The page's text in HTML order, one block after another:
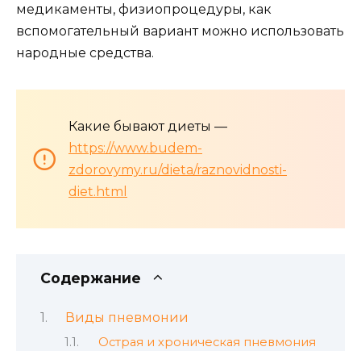
медикаменты, физиопроцедуры, как
вспомогательный вариант можно использовать
народные средства.
Какие бывают диеты —
https://www.budem-
zdorovymy.ru/dieta/raznovidnosti-
diet.html
Содержание
Виды пневмонии
Острая и хроническая пневмония